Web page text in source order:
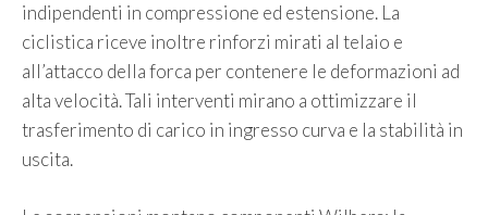
indipendenti in compressione ed estensione. La
ciclistica riceve inoltre rinforzi mirati al telaio e
all’attacco della forca per contenere le deformazioni ad
alta velocità. Tali interventi mirano a ottimizzare il
trasferimento di carico in ingresso curva e la stabilità in
uscita.